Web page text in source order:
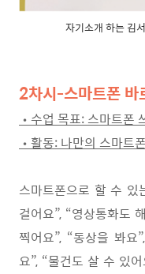
자기소개 하는 김
2차시-스마트폰 바
• 수업 목표:스마트폰
• 활동: 나만의 스마트
스마트폰으로 할 수 있
걸어요”, “영상통화도
찍어요”, “동상을 봐요
요”, “물건도 살 수 있